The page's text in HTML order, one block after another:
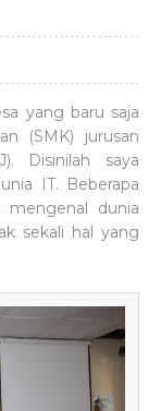
yang baru saja
(SMK) jurusan
Disinilah saya
IT. Beberapa
mengenal dunia
sekali hal yang